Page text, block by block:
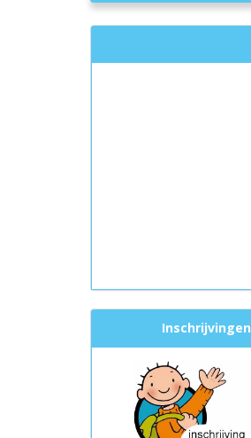
Zoekveld
Inschrijvingen